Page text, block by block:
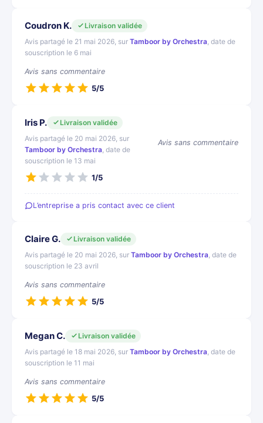
Coudron K.
Livraison validée
Avis partagé le 21 mai 2026, sur Tamboor by Orchestra, date de
souscription le 6 mai
Avis sans commentaire
5/5
Iris P.
Livraison validée
Avis partagé le 20 mai 2026, sur
Tamboor by Orchestra, date de
souscription le 13 mai
Avis sans commentaire
1/5
L’entreprise a pris contact avec ce client
Claire G.
Livraison validée
Avis partagé le 20 mai 2026, sur Tamboor by Orchestra, date de
souscription le 23 avril
Avis sans commentaire
5/5
Megan C.
Livraison validée
Avis partagé le 18 mai 2026, sur Tamboor by Orchestra, date de
souscription le 11 mai
Avis sans commentaire
5/5